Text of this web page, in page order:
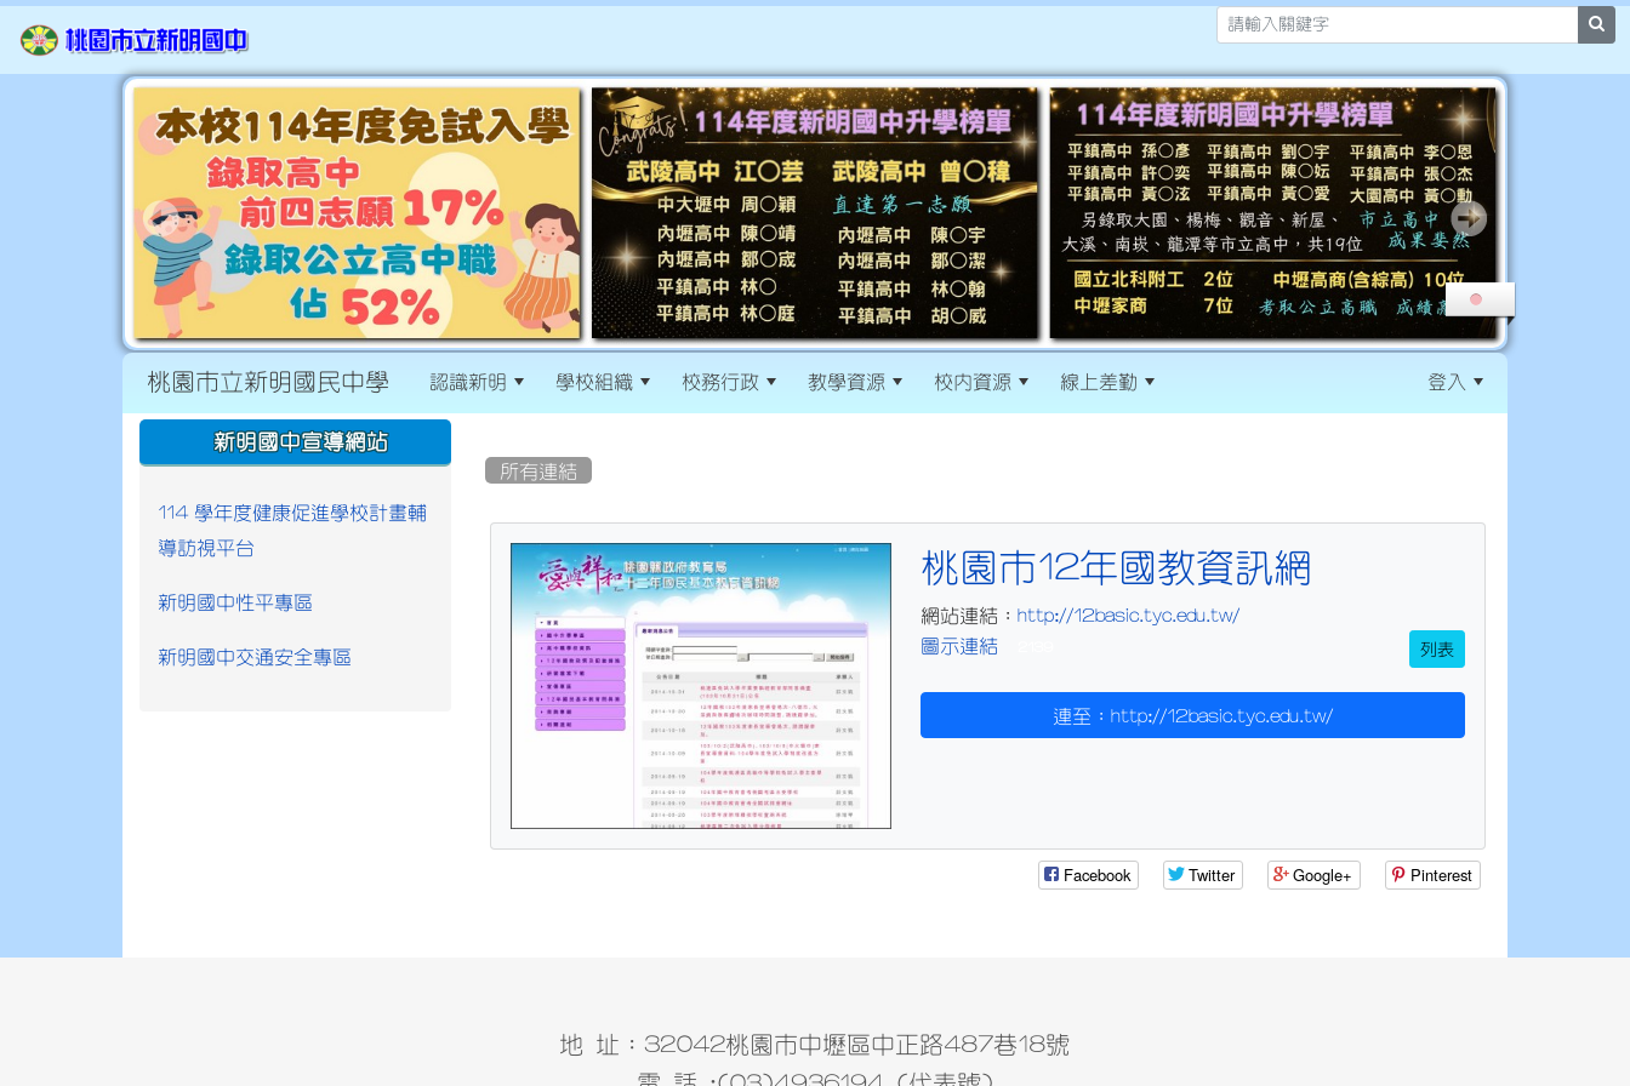
桃園市立新明國民中學 認識新明 學校組織 校務行政 教學資源 校內資源 線上差勤 登入
所有連結
title:圖示連結
桃園市12年國教資訊網
網站連結： http://12basic.tyc.edu.tw/
圖示連結
列表
連至：http://12basic.tyc.edu.tw/
Facebook Twitter Google+ Pinterest
:::
新明國中宣導網站
114 學年度健康促進學校計畫輔
導訪視平台
新明國中性平專區
新明國中交通安全專區
地 址：32042桃園市中壢區中正路487巷18號